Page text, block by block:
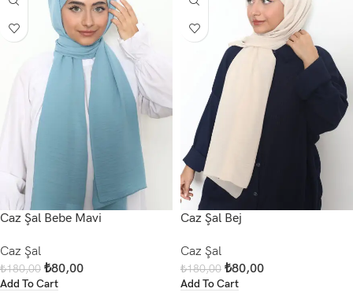
Caz Şal Bebe Mavi
Caz Şal
₺180,00 ₺80,00
Add To Cart
Caz Şal Bej
Caz Şal
₺180,00 ₺80,00
Add To Cart